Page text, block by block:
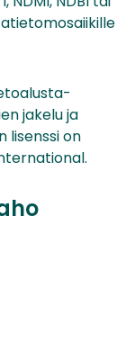
jakelu ja
lisenssi on